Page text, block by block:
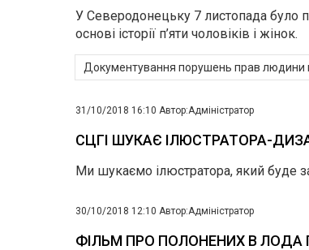
У Северодонецьку 7 листопада було
основі історії п’яти чоловіків і жінок.
Документування порушень прав людини
31/10/2018 16:10 Автор:Адміністратор
СЦГІ ШУКАЄ ІЛЮСТРАТОРА-
Ми шукаємо ілюстратора, який буде
30/10/2018 12:10 Автор:Адміністратор
ФІЛЬМ ПРО ПОЛОНЕНИХ В